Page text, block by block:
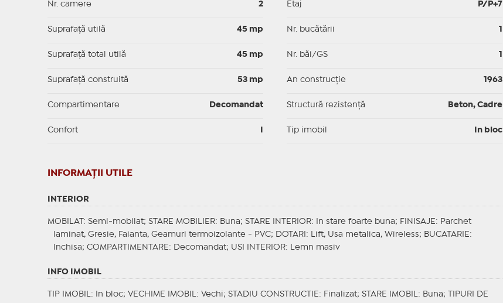
Nr. camere 2
Suprafaţă utilă 45 mp
Suprafaţă total utilă 45 mp
Suprafaţă construită 53 mp
Compartimentare Decomandat
Confort
Etaj P/P+7
Nr. bucătării
Nr. băi/GS
An construcție 1963
Structură rezistență Beton, Cadre
Tip imobil In bloc
INFORMAŢII UTILE
INTERIOR
MOBILAT : Semi-mobilat; STARE MOBILIER: Buna; STARE INTERIOR: In stare foarte buna; FINISAJE : Parchet
laminat, Gresie, Faianta, Geamuri termoizolante - PVC;
DOTARI : Lift, Usa metalica, Wireless; BUCATARIE :
Inchisa; COMPARTIMENTARE : Decomandat; USI INTERIOR: Lemn masiv
INFO IMOBIL
TIP IMOBIL : In bloc; VECHIME IMOBIL : Vechi; STADIU CONSTRUCTIE : Finalizat; STARE IMOBIL : Buna;
TIPURI DE